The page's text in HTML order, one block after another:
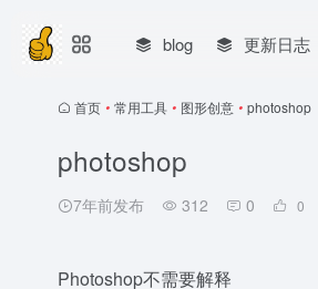
blog 更新日志
首页 • 常用工具 • 图形创意 • photoshop
photoshop
7年前发布 312 0 0
Photoshop不需要解释